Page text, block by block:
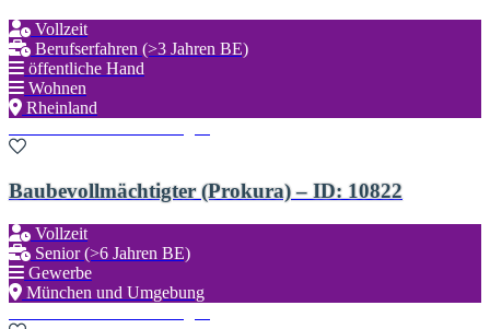
Vollzeit
Berufserfahren (>3 Jahren BE)
öffentliche Hand
Wohnen
Rheinland
Baubevollmächtigter (Prokura) – ID: 10822
Vollzeit
Senior (>6 Jahren BE)
Gewerbe
München und Umgebung